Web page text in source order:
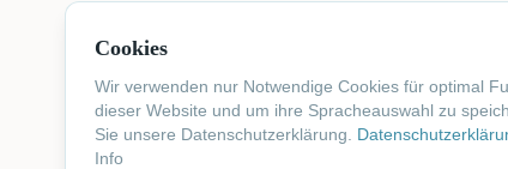
Cookies
Wir verwenden nur Notwendige Cookies für optimal
dieser Website und um ihre Spracheauswahl zu
Sie unsere Datenschutzerklärung.
Info